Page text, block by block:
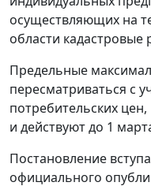
осуществляющих на
области кадастровые
Предельные
пересматриваться с
потребительских
и действуют до 1
Постановление
официального